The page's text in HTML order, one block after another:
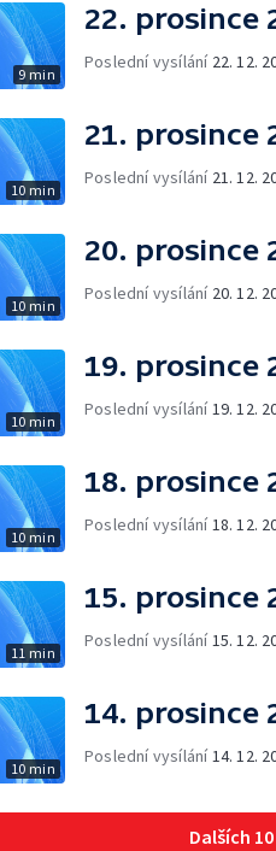
9 min
22. prosince
Poslední vysílání 22. 12.
10 min
21. prosince
Poslední vysílání 21. 12.
10 min
20. prosince
Poslední vysílání 20. 12.
10 min
19. prosince
Poslední vysílání 19. 12.
10 min
18. prosince
Poslední vysílání 18. 12.
11 min
15. prosince
Poslední vysílání 15. 12.
10 min
14. prosince
Poslední vysílání 14. 12.
Dalších